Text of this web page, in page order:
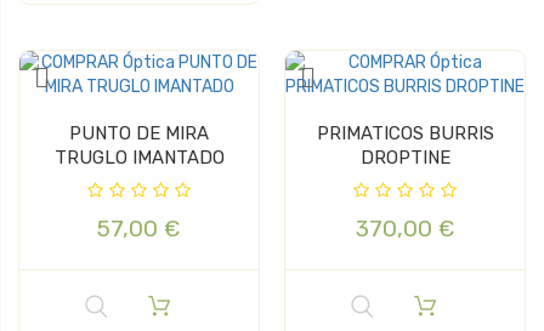
PUNTO DE MIRA
TRUGLO IMANTADO
57,00 €
PRIMATICOS BURRIS
DROPTINE
370,00 €